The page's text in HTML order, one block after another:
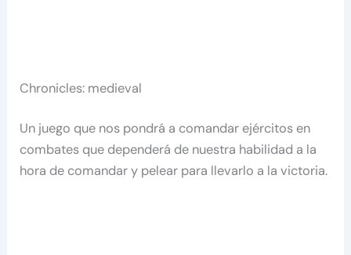
Chronicles: medieval
Un juego que nos pondrá a comandar ejércitos en
combates que dependerá de nuestra habilidad a la
hora de comandar y pelear para llevarlo a la victoria.